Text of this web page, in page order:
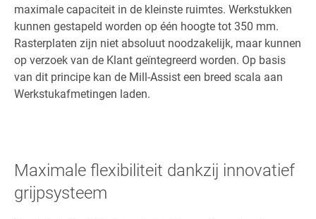
maximale capaciteit in de kleinste ruimtes. Werkstukken
kunnen gestapeld worden op één hoogte tot 350 mm.
Rasterplaten zijn niet absoluut noodzakelijk, maar kunnen
op verzoek van de Klant geïntegreerd worden. Op basis
van dit principe kan de Mill-Assist een breed scala aan
Werkstukafmetingen laden.
Maximale flexibiliteit dankzij innovatief
grijpsysteem